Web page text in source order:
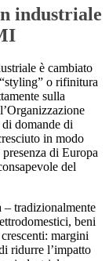
industriale
è cambiato
o rifinitura
sulla
domande di
in modo
di Europa
del
– tradizionalmente
beni
margini
ridurre l’impatto